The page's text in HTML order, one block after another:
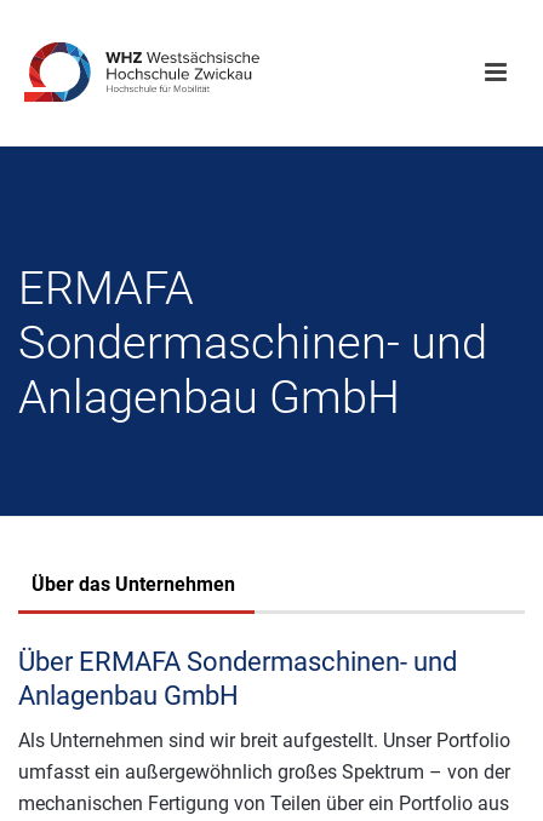
ERMAFA
Sondermaschinen- und
Anlagenbau GmbH
Über das Unternehmen
Über ERMAFA Sondermaschinen- und
Anlagenbau GmbH
Als Unternehmen sind wir breit aufgestellt. Unser Portfolio
umfasst ein außergewöhnlich großes Spektrum – von der
mechanischen Fertigung von Teilen über ein Portfolio aus